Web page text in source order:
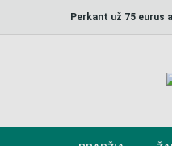
Perkant už 75 eurus